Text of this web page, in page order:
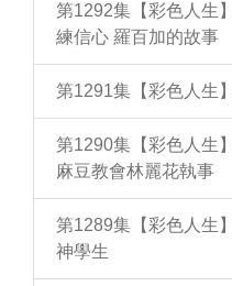
第1292集【彩色人生
練信心 羅百加的故事
第1291集【彩色人生
第1290集【彩色人生
麻豆教會林麗花執事
第1289集【彩色人生
神學生